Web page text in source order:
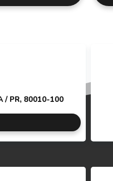
/ PR, 80010-100